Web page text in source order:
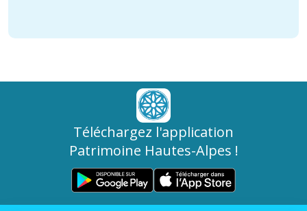
Téléchargez l'application
Patrimoine Hautes-Alpes !